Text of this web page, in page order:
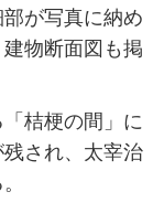
が写真に納め
物断面図も掲
桔梗の間」に
され、太宰治